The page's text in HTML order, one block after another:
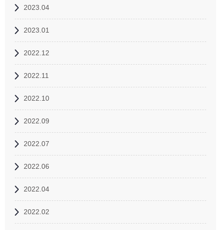
2023.04
2023.01
2022.12
2022.11
2022.10
2022.09
2022.07
2022.06
2022.04
2022.02